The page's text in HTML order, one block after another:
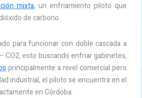
mixta, un enfriamiento piloto que
de carbono.
para funcionar con doble cascada a
CO2, esto buscando enfriar gabinetes,
principalmente a nivel comercial pero
industrial, el piloto se encuentra en el
en Córdoba.